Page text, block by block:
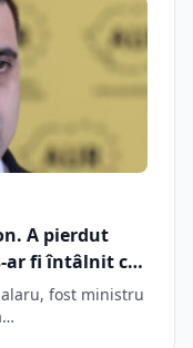
A pierdut
ar fi întâlnit cu
dus la
în
fost ministru